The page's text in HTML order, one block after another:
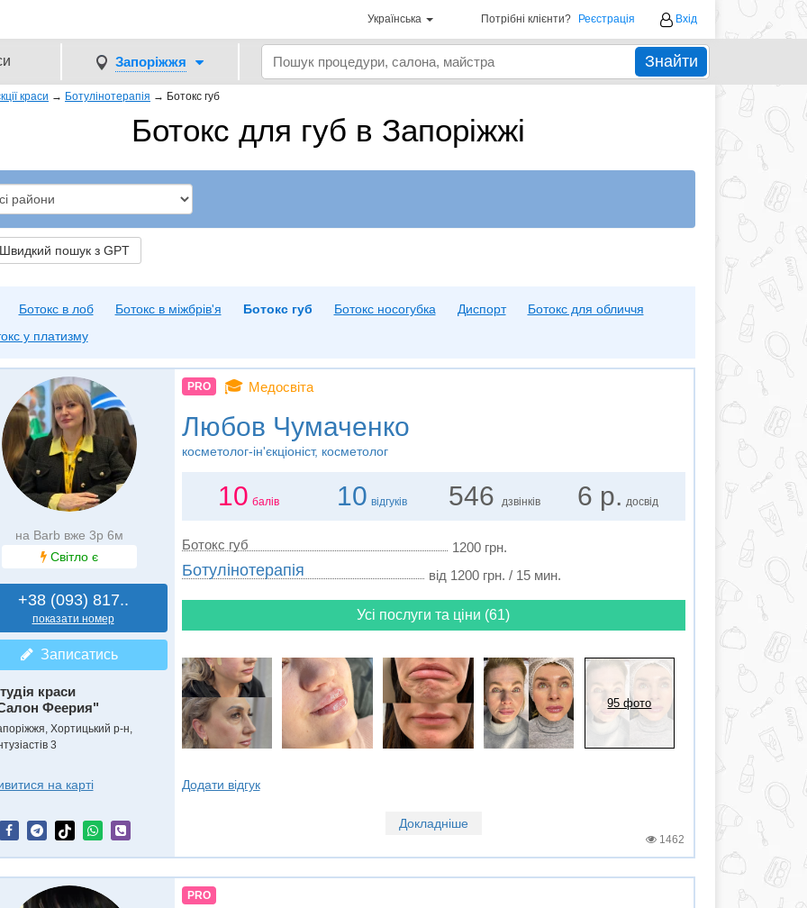
Українська Потрібні клієнти? Реєстрація Вхід
Запоріжжя Знайти
краси → Ботулінотерапія → Ботокс губ
Ботокс для губ в Запоріжжі
пошук з GPT
Ботокс в лоб Ботокс в міжбрів'я Ботокс губ Ботокс носогубка Диспорт
Ботокс для обличчя
у платизму
на Barb вже 3р 6м
Світло є
+38 (093) 817..
показати номер
Записатись
краси
Феерия"
Хортицький р-н,
3
на карті
PRO 🎓 Медосвіта
Любов Чумаченко
косметолог-ін'єкціоніст, косметолог
10 балів 10 відгуків 546 дзвінків 6 р. досвід
Ботокс губ 1200 грн.
Ботулінотерапія від 1200 грн. / 15 мин.
Усі послуги та ціни (61)
95 фото
Додати відгук
Докладніше
1462
PRO